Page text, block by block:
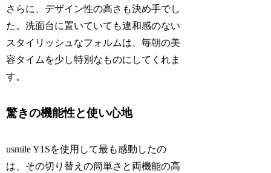
さらに、デザイン性の高さも決め手でし
た。洗面台に置いていても違和感のない
スタイリッシュなフォルムは、毎朝の美
容タイムを少し特別なものにしてくれま
す。
驚きの機能性と使い心地
usmile Y1Sを使用して最も感動したの
は、その切り替えの簡単さと両機能の高